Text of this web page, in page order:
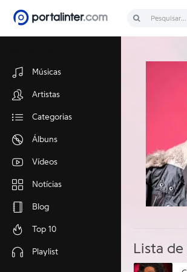
Músicas
Artistas
Categorias
Álbuns
Vídeos
Notícias
Blog
Top 10
Playlist Lista de